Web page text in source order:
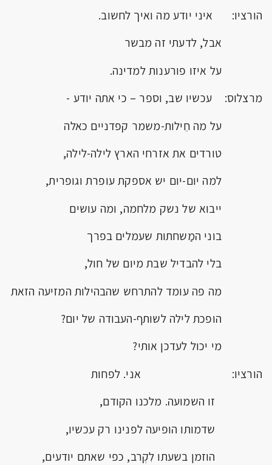
הורציו: איני יודע מה ואיך לחשוב.
אבל, לדעתי זה מבשר
על איזו פורענות למדינה.
מרצלוס: עכשיו שב, וספר – כי אתה יודע -
על מה חֵילות-משמר קפדניים כאלה
טורדים את אזרחי הארץ לילה-לילה,
למה יום-יום יש אספקת עופרת וגופרית,
ייבוא של נשק מלחמה, ומה עושים
בוני המַשחתות שעמלים בפרך
בלי להבדיל שבת מיום של חול,
מה פה עומד להתרחש שהבהילות המזיעה הזאת
הופכת לילה לשותף-העבודה של יום?
מי יכול לעדכן אותי?
הורציו: אני. לפחות
זו השמועה. מלכנו הקודם,
שדמותו הופיעה לפנינו רק עכשיו,
הוזמן בשעתו לִקְרב, כפי שאתם יודעים,